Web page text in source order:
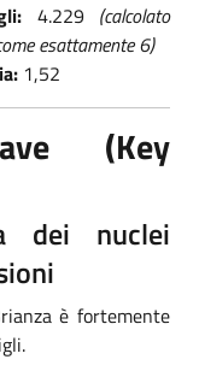
4.229 (calcolato
esattamente 6)
1,52
(Key
dei nuclei
è fortemente